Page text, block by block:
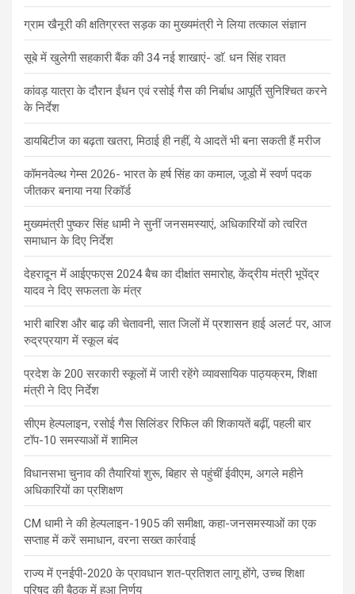
ग्राम खैनूरी की क्षतिग्रस्त सड़क का मुख्यमंत्री ने लिया तत्काल संज्ञान
सूबे में खुलेगी सहकारी बैंक की 34 नई शाखाएं- डाॅ. धन सिंह रावत
कांवड़ यात्रा के दौरान ईंधन एवं रसोई गैस की निर्बाध आपूर्ति सुनिश्चित करने
के निर्देश
डायबिटीज का बढ़ता खतरा, मिठाई ही नहीं, ये आदतें भी बना सकती हैं मरीज
कॉमनवेल्थ गेम्स 2026- भारत के हर्ष सिंह का कमाल, जूडो में स्वर्ण पदक
जीतकर बनाया नया रिकॉर्ड
मुख्यमंत्री पुष्कर सिंह धामी ने सुनीं जनसमस्याएं, अधिकारियों को त्वरित
समाधान के दिए निर्देश
देहरादून में आईएफएस 2024 बैच का दीक्षांत समारोह, केंद्रीय मंत्री भूपेंद्र
यादव ने दिए सफलता के मंत्र
भारी बारिश और बाढ़ की चेतावनी, सात जिलों में प्रशासन हाई अलर्ट पर, आज
रुद्रप्रयाग में स्कूल बंद
प्रदेश के 200 सरकारी स्कूलों में जारी रहेंगे व्यावसायिक पाठ्यक्रम, शिक्षा
मंत्री ने दिए निर्देश
सीएम हेल्पलाइन, रसोई गैस सिलिंडर रिफिल की शिकायतें बढ़ीं, पहली बार
टॉप-10 समस्याओं में शामिल
विधानसभा चुनाव की तैयारियां शुरू, बिहार से पहुंचीं ईवीएम, अगले महीने
अधिकारियों का प्रशिक्षण
CM धामी ने की हेल्पलाइन-1905 की समीक्षा, कहा-जनसमस्याओं का एक
सप्ताह में करें समाधान, वरना सख्त कार्रवाई
राज्य में एनईपी-2020 के प्रावधान शत-प्रतिशत लागू होंगे, उच्च शिक्षा
परिषद की बैठक में हुआ निर्णय